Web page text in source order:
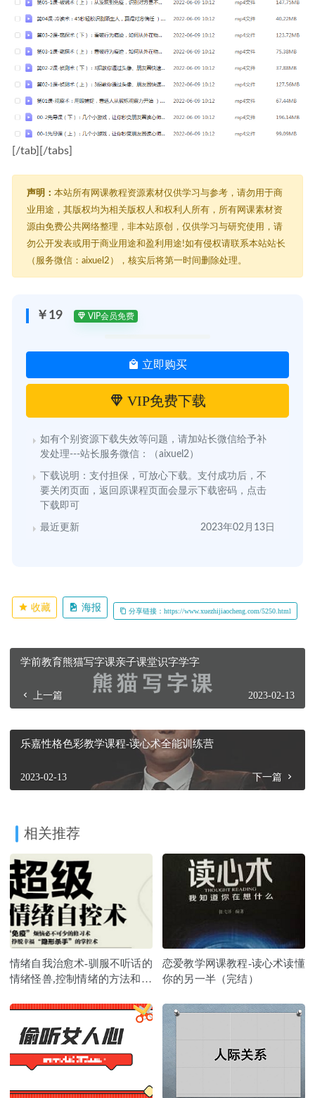
[/tab][/tabs]
声明： 本站所有网课教程资源素材仅供学习与参考，请勿用于商
业用途，其版权均为相关版权人和权利人所有，所有网课素材资
源由免费公共网络整理，非本站原创，仅供学习与研究使用，请
勿公开发表或用于商业用途和盈利用途!如有侵权请联系本站站长
（服务微信：aixuel2），核实后将第一时间删除处理。
￥19 VIP会员免费
立即购买
VIP免费下载
如有个别资源下载失效等问题，请加站长微信给予补
发处理---站长服务微信：（aixuel2）
下载说明：支付担保，可放心下载。支付成功后，不
要关闭页面，返回原课程页面会显示下载密码，点击
下载即可
最近更新 2023年02月13日
收藏 海报 分享链接：https://www.xuezhijiaocheng.com/5250.html
学前教育熊猫写字课亲子课堂识字学字
上一篇 2023-02-13
乐嘉性格色彩教学课程-读心术全能训练营
2023-02-13 下一篇
相关推荐
情绪自我治愈术-驯服不听话的
情绪怪兽,控制情绪的方法和技
恋爱教学网课教程-读心术读懂
你的另一半（完结）